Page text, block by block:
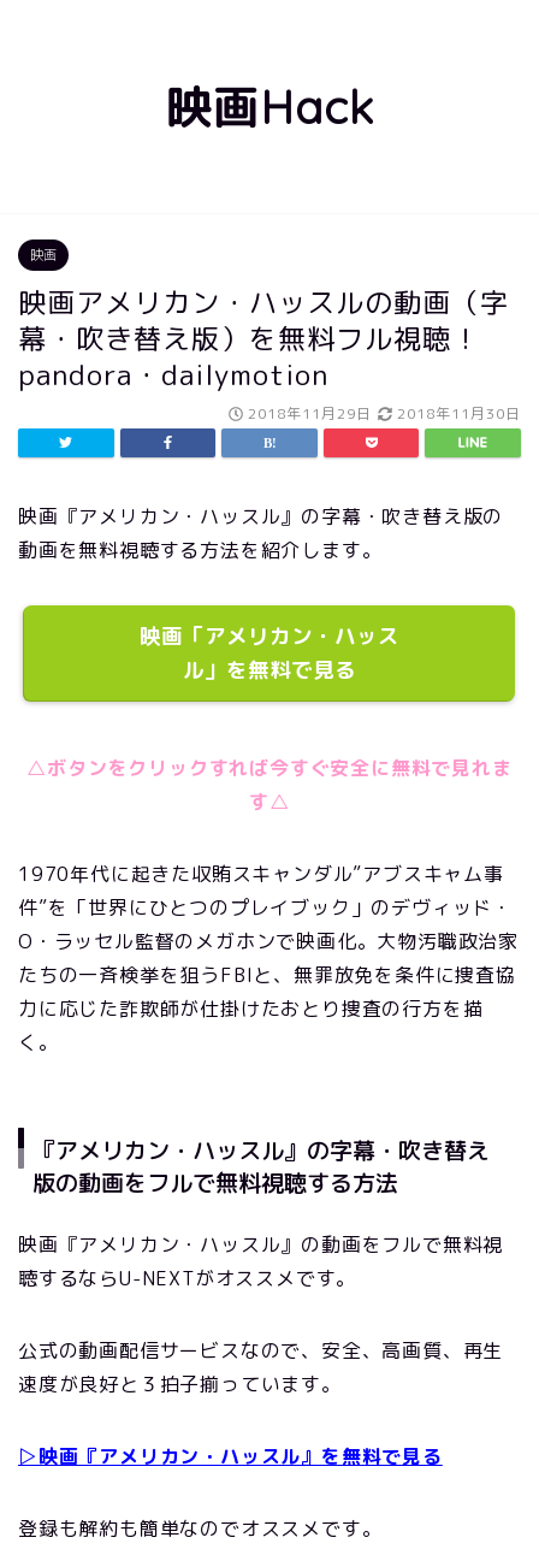
映画Hack
映画
映画アメリカン・ハッスルの動画（字
幕・吹き替え版）を無料フル視聴！
pandora・dailymotion
2018年11月29日 2018年11月30日
映画『アメリカン・ハッスル』の字幕・吹き替え版の
動画を無料視聴する方法を紹介します。
映画「アメリカン・ハッス
ル」を無料で見る
△ボタンをクリックすれば今すぐ安全に無料で見れま
す△
1970年代に起きた収賄スキャンダル”アブスキャム事
件”を「世界にひとつのプレイブック」のデヴィッド・
O・ラッセル監督のメガホンで映画化。大物汚職政治家
たちの一斉検挙を狙うFBIと、無罪放免を条件に捜査協
力に応じた詐欺師が仕掛けたおとり捜査の行方を描
く。
『アメリカン・ハッスル』の字幕・吹き替え
版の動画をフルで無料視聴する方法
映画『アメリカン・ハッスル』の動画をフルで無料視
聴するならU-NEXTがオススメです。
公式の動画配信サービスなので、安全、高画質、再生
速度が良好と３拍子揃っています。
▷映画『アメリカン・ハッスル』を無料で見る
登録も解約も簡単なのでオススメです。